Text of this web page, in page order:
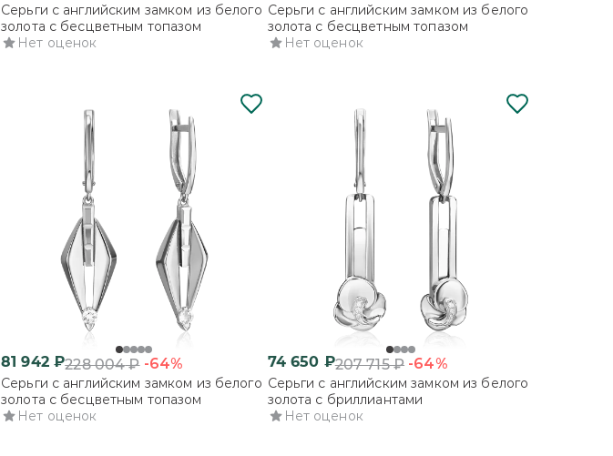
Серьги с английским замком из белого
золота с бесцветным топазом
Нет оценок
Серьги с английским замком из белого
золота с бесцветным топазом
Нет оценок
81 942₽228 004₽ -64%
Серьги с английским замком из белого
золота с бесцветным топазом
Нет оценок
74 650 ₽207 715₽ -64%
Серьги с английским замком из белого
золота с бриллиантами
Нет оценок